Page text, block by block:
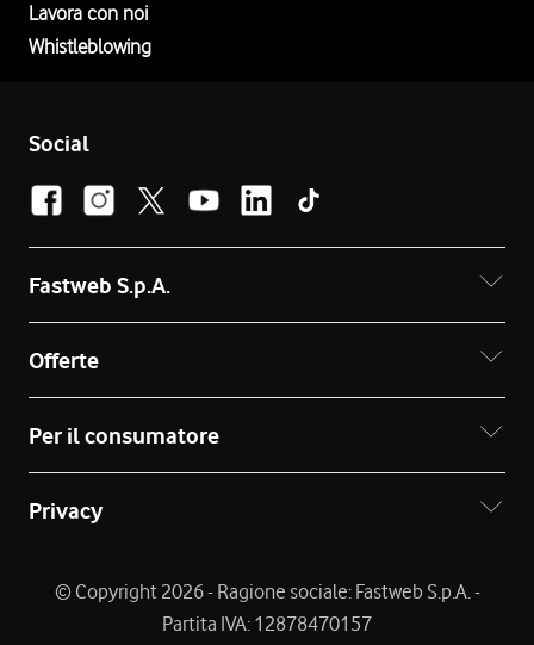
Lavora con noi
Whistleblowing
Social
Fastweb S.p.A.
Offerte
Per il consumatore
Privacy
© Copyright 2026 - Ragione sociale: Fastweb S.p.A. -
Partita IVA: 12878470157